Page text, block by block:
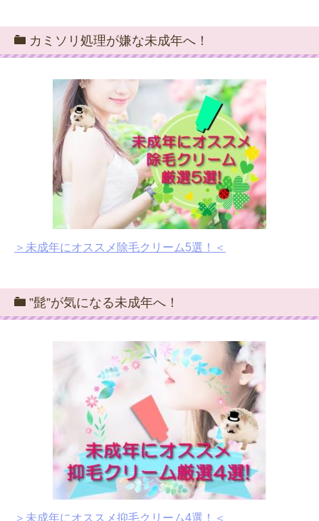
カミソリ処理が嫌な未成年へ！
＞未成年にオススメ除毛クリーム5選！＜
”髭”が気になる未成年へ！
＞未成年にオススメ抑毛クリーム4選！＜